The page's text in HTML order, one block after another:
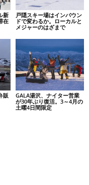
新
在
戸隠スキー場はインバウン
ドで変わるか。ローカルと
メジャーのはざまで
販
GALA湯沢、ナイター営業
が30年ぶり復活。3～4月の
土曜4日間限定